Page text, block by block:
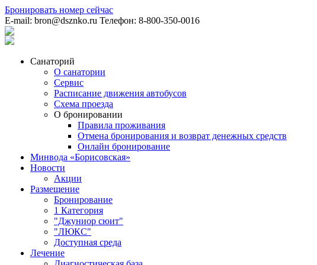
Бронировать номер сейчас
E-mail: bron@dsznko.ru Телефон: 8-800-350-0016
Санаторий
О санатории
Сервис
Расписание движения автобусов
Схема проезда
О бронировании
Правила проживания
Отмена бронирования и возврат денежных средств
Онлайн бронирование
Минвода «Борисовская»
Новости
Акции
Размещение
Бронирование
1 Категория
"Джуниор сюит"
"ЛЮКС"
Доступная среда
Лечение